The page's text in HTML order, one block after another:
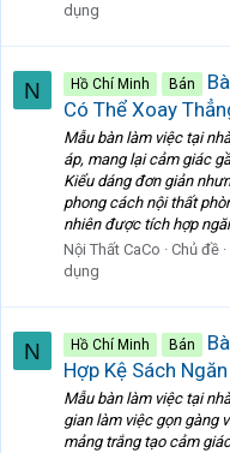
dụng
N Hồ Chí Minh Bán
Có Thể Xoay
Mẫu bàn làm việc tại
áp, mang lại cảm giác
Kiểu dáng đơn giản
phong cách nội thất
nhiên được tích hợp
Nội Thất CaCo
Chủ đề
dụng
N Hồ Chí Minh Bán
Hợp Kệ Sách
Mẫu bàn làm việc tại
gian làm việc gọn gàng
mảng trắng tạo cảm